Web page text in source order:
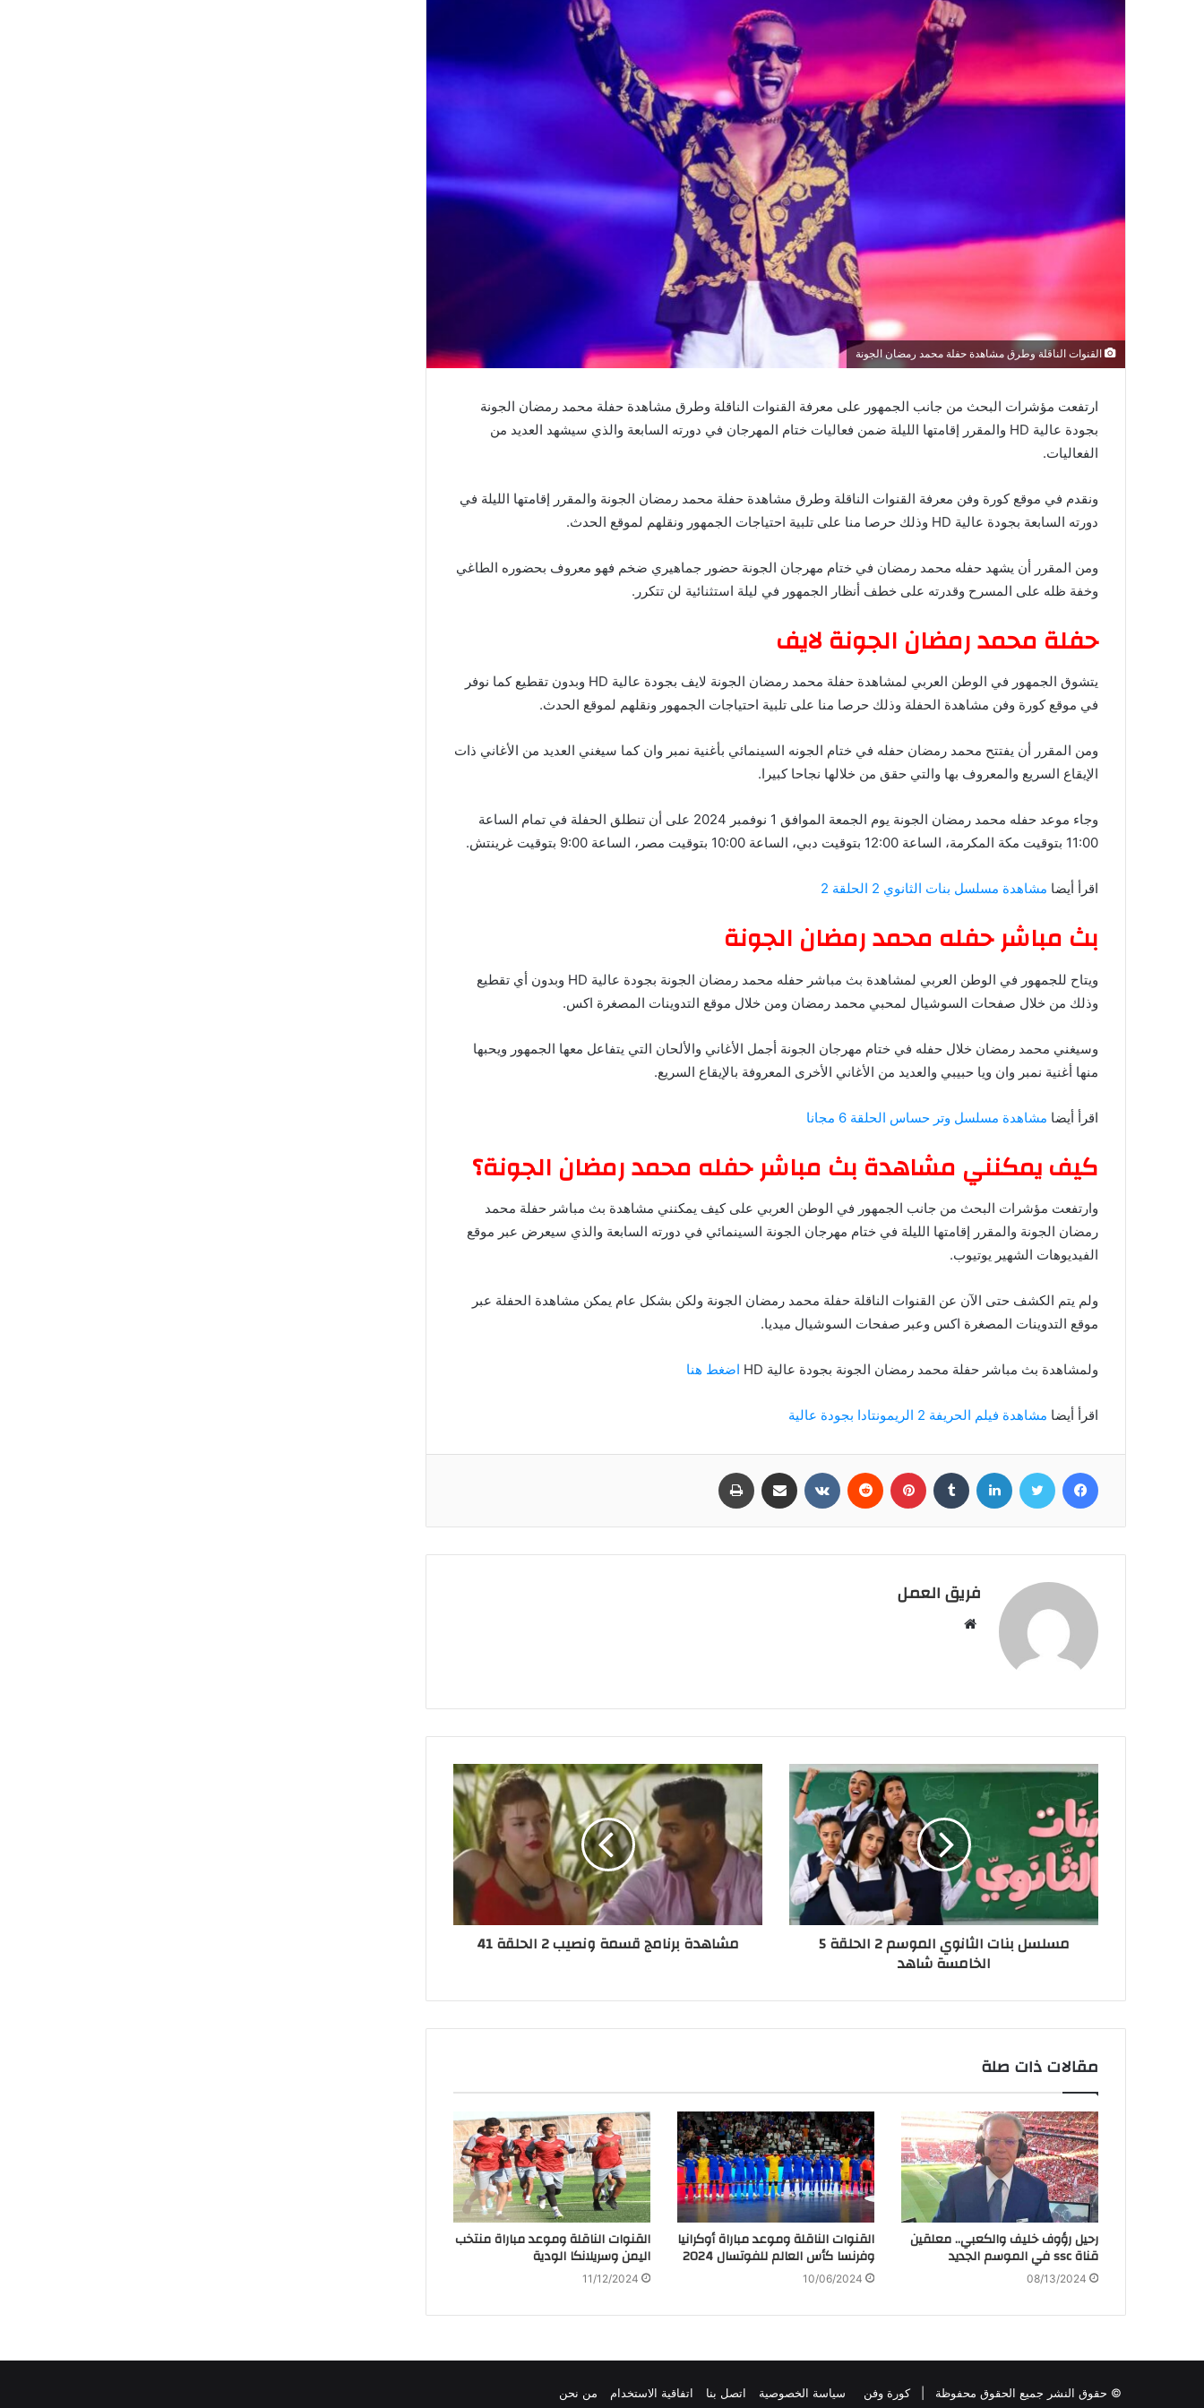
القنوات الناقلة وطرق مشاهدة حفلة محمد رمضان الجونة
ارتفعت مؤشرات البحث من جانب الجمهور على معرفة القنوات الناقلة وطرق مشاهدة حفلة محمد رمضان الجونة
بجودة عالية HD والمقرر إقامتها الليلة ضمن فعاليات ختام المهرجان في دورته السابعة والذي سيشهد العديد من
الفعاليات.
ونقدم في موقع كورة وفن معرفة القنوات الناقلة وطرق مشاهدة حفلة محمد رمضان الجونة والمقرر إقامتها الليلة في
دورته السابعة بجودة عالية HD وذلك حرصا منا على تلبية احتياجات الجمهور ونقلهم لموقع الحدث.
ومن المقرر أن يشهد حفله محمد رمضان في ختام مهرجان الجونة حضور جماهيري ضخم فهو معروف بحضوره الطاغي
وخفة ظله على المسرح وقدرته على خطف أنظار الجمهور في ليلة استثنائية لن تتكرر.
حفلة محمد رمضان الجونة لايف
يتشوق الجمهور في الوطن العربي لمشاهدة حفلة محمد رمضان الجونة لايف بجودة عالية HD وبدون تقطيع كما نوفر
في موقع كورة وفن مشاهدة الحفلة وذلك حرصا منا على تلبية احتياجات الجمهور ونقلهم لموقع الحدث.
ومن المقرر أن يفتتح محمد رمضان حفله في ختام الجونه السينمائي بأغنية نمبر وان كما سيغني العديد من الأغاني ذات
الإيقاع السريع والمعروف بها والتي حقق من خلالها نجاحا كبيرا.
وجاء موعد حفله محمد رمضان الجونة يوم الجمعة الموافق 1 نوفمبر 2024 على أن تنطلق الحفلة في تمام الساعة
11:00 بتوقيت مكة المكرمة، الساعة 12:00 بتوقيت دبي، الساعة 10:00 بتوقيت مصر، الساعة 9:00 بتوقيت غرينتش.
اقرأ أيضا مشاهدة مسلسل بنات الثانوي 2 الحلقة 2
بث مباشر حفله محمد رمضان الجونة
ويتاح للجمهور في الوطن العربي لمشاهدة بث مباشر حفله محمد رمضان الجونة بجودة عالية HD وبدون أي تقطيع
وذلك من خلال صفحات السوشيال لمحبي محمد رمضان ومن خلال موقع التدوينات المصغرة اكس.
وسيغني محمد رمضان خلال حفله في ختام مهرجان الجونة أجمل الأغاني والألحان التي يتفاعل معها الجمهور ويحبها
منها أغنية نمبر وان ويا حبيبي والعديد من الأغاني الأخرى المعروفة بالإيقاع السريع.
اقرأ أيضا مشاهدة مسلسل وتر حساس الحلقة 6 مجانا
كيف يمكنني مشاهدة بث مباشر حفله محمد رمضان الجونة؟
وارتفعت مؤشرات البحث من جانب الجمهور في الوطن العربي على كيف يمكنني مشاهدة بث مباشر حفلة محمد
رمضان الجونة والمقرر إقامتها الليلة في ختام مهرجان الجونة السينمائي في دورته السابعة والذي سيعرض عبر موقع
الفيديوهات الشهير يوتيوب.
ولم يتم الكشف حتى الآن عن القنوات الناقلة حفلة محمد رمضان الجونة ولكن بشكل عام يمكن مشاهدة الحفلة عبر
موقع التدوينات المصغرة اكس وعبر صفحات السوشيال ميديا.
ولمشاهدة بث مباشر حفلة محمد رمضان الجونة بجودة عالية HD اضغط هنا
اقرأ أيضا مشاهدة فيلم الحريفة 2 الريمونتادا بجودة عالية
فيسبوك تويتر لينكدإن بينتيريست مشاركة عبر البريد
فريق العمل
مسلسل بنات الثانوي الموسم 2 الحلقة 5
الخامسة شاهد
مشاهدة برنامج قسمة ونصيب 2 الحلقة 41
مقالات ذات صلة
رحيل رؤوف خليف والكعبي.. معلقين
قناة ssc في الموسم الجديد
08/13/2024
القنوات الناقلة وموعد مباراة أوكرانيا
وفرنسا كأس العالم للفوتسال 2024
10/06/2024
القنوات الناقلة وموعد مباراة منتخب
اليمن وسريلانكا الودية
11/12/2024
© حقوق النشر جميع الحقوق محفوظة |كورة وفن سياسة الخصوصية اتصل بنا اتفاقية الاستخدام من نحن